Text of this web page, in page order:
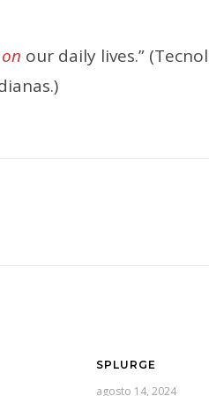
our daily lives.”
SPLURGE
agosto 14, 2024